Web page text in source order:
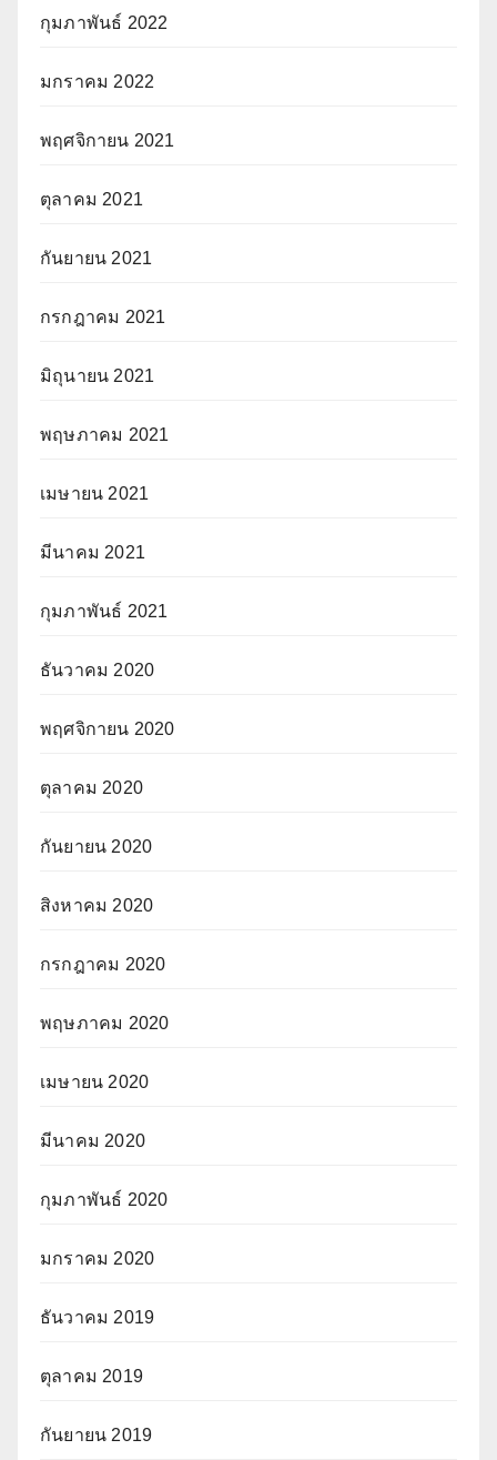
กุมภาพันธ์ 2022
มกราคม 2022
พฤศจิกายน 2021
ตุลาคม 2021
กันยายน 2021
กรกฎาคม 2021
มิถุนายน 2021
พฤษภาคม 2021
เมษายน 2021
มีนาคม 2021
กุมภาพันธ์ 2021
ธันวาคม 2020
พฤศจิกายน 2020
ตุลาคม 2020
กันยายน 2020
สิงหาคม 2020
กรกฎาคม 2020
พฤษภาคม 2020
เมษายน 2020
มีนาคม 2020
กุมภาพันธ์ 2020
มกราคม 2020
ธันวาคม 2019
ตุลาคม 2019
กันยายน 2019